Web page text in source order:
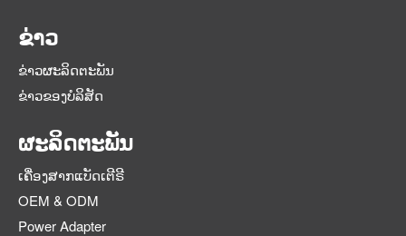
ຂ່າວ
ຂ່າວຜະລິດຕະພັນ
ຂ່າວຂອງບໍລິສັດ
ຜະລິດຕະພັນ
ເຄື່ອງສາກແບັດເຕີຣີ
OEM & ODM
Power Adapter